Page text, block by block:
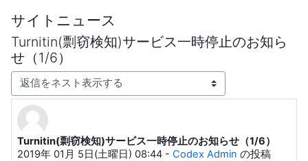
サイトニュース
Turnitin(剽窃検知)サービス一時停止のお知ら
せ（1/6）
表示モード
Turnitin(剽窃検知)サービス一時停止のお知らせ（1/6）
2019年 01月 5日(土曜日) 08:44 - Codex Admin の投稿
返信数: 0